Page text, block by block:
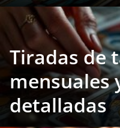
Tiradas de
mensuales
detalladas